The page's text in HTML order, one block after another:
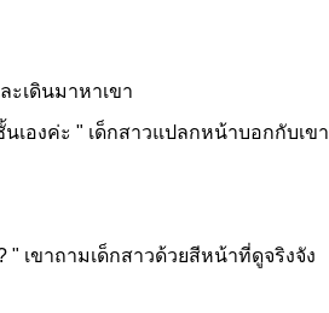
เดินมาหาเขา
งค่ะ " เด็กสาวแปลกหน้าบอกกับเขา
ขาถามเด็กสาวด้วยสีหน้าที่ดูจริงจัง